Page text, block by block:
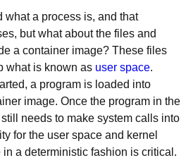
what a process is, and that
but what about the files and
a container image? These files
what is known as user space.
a program is loaded into
image. Once the program in the
needs to make system calls into
for the user space and kernel
a deterministic fashion is critical.